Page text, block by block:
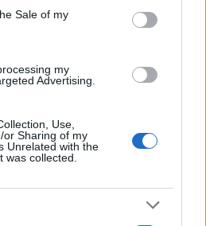
Sale of my
my
Advertising.
Use,
or Sharing of my
Unrelated with the
was collected.
il campo per un ruolo chiave